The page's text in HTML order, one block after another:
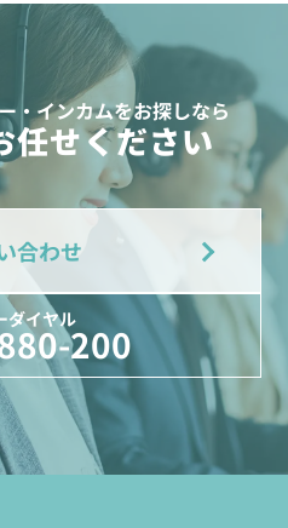
・インカムをお探しなら
任せください
合わせ
ダイヤル
200